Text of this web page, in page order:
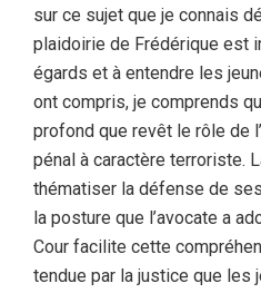
sur ce sujet que je connais
plaidoirie de Frédérique est
égards et à entendre les
ont compris, je comprends
profond que revêt le rôle de
pénal à caractère terroriste.
thématiser la défense de
la posture que l’avocate a
Cour facilite cette
tendue par la justice que les